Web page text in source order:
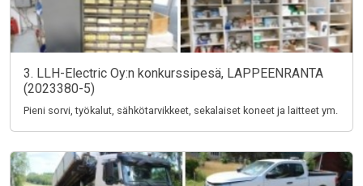
3. LLH-Electric Oy:n konkurssipesä, LAPPEENRANTA
(2023380-5)
Pieni sorvi, työkalut, sähkötarvikkeet, sekalaiset koneet ja laitteet ym.